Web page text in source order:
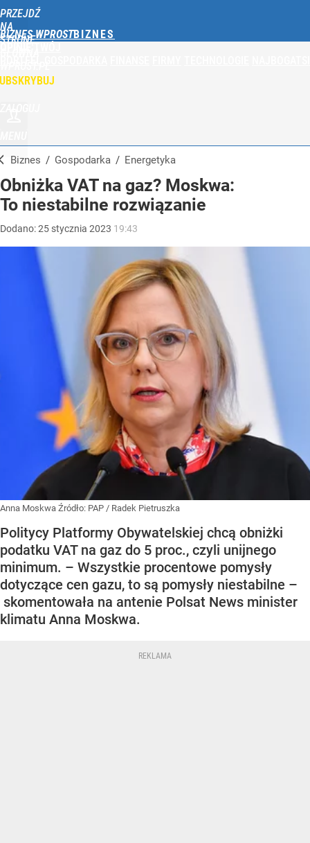
PRZEJDŹ
NA
STRONĘ
BIZNES WPROST
Biznes / Gospodarka / Energetyka
Obniżka VAT na gaz? Moskwa:
To niestabilne rozwiązanie
Dodano:25 stycznia 2023 19:43
Anna Moskwa Źródło: PAP / Radek Pietruszka
Politycy Platformy Obywatelskiej chcą obniżki
podatku VAT na gaz do 5 proc., czyli unijnego
minimum. – Wszystkie procentowe pomysły
dotyczące cen gazu, to są pomysły niestabilne –
skomentowała na antenie Polsat News minister
klimatu Anna Moskwa.